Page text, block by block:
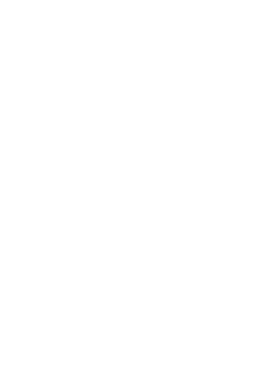
szakmai céljaik
a Faraktár utcában
és Hajdú-Bihar vármegye